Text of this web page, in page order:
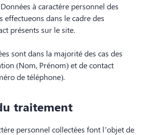
à caractère personnel des
effectueons dans le cadre des
présents sur le site.
sont dans la majorité des cas des
(Nom, Prénom) et de contact
de téléphone).
traitement
personnel collectées font l’objet de